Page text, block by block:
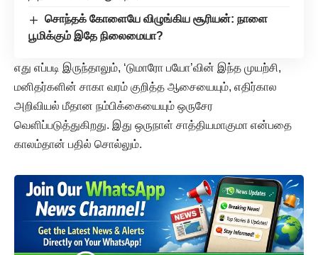
சொந்தக் கோளையே விழுங்கிய சூரியன்: நாளை
பூமிக்கும் இதே நிலைமையா?
எது எப்படி இருந்தாலும், ‘டுமாரோ பயோ’வின் இந்த முயற்சி,
மனிதர்களின் சாகா வரம் குறித்த ஆசையையும், எதிர்கால
அறிவியல் மீதான நம்பிக்கையையும் ஒருசேர
வெளிப்படுத்துகிறது. இது ஒருநாள் சாத்தியமாகுமா என்பதை
காலம்தான் பதில் சொல்லும்.